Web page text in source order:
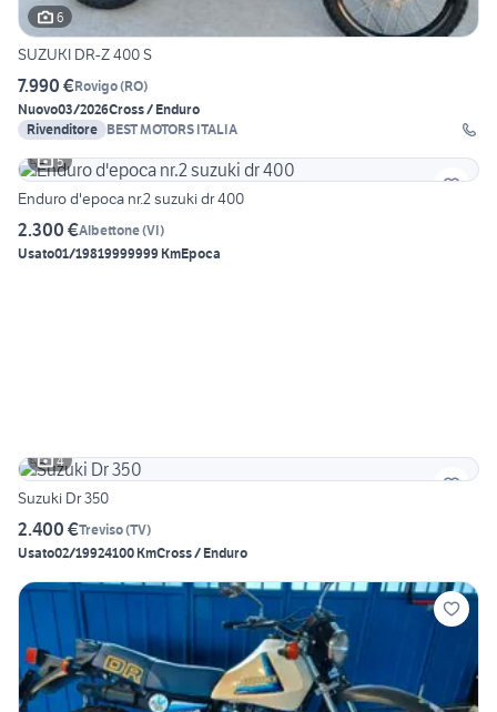
6
SUZUKI DR-Z 400 S
7.990 €Rovigo(RO)
Nuovo03/2026Cross / Enduro
Rivenditore BEST MOTORS ITALIA
5
Enduro d'epoca nr.2 suzuki dr 400
2.300 €Albettone(VI)
Usato01/19819999999 KmEpoca
4
Suzuki Dr 350
2.400 €Treviso(TV)
Usato02/19924100 KmCross / Enduro